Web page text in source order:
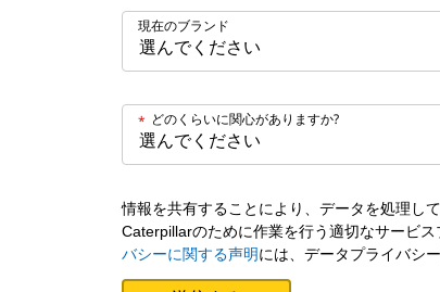
現在のブランド
どのくらいに関心がありますか?
*
情報を共有することにより、データを処理し
Caterpillarのために作業を行う適切なサービ
バシーに関する声明には、データプライバシ